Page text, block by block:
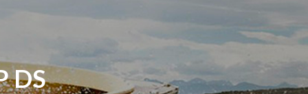
DS